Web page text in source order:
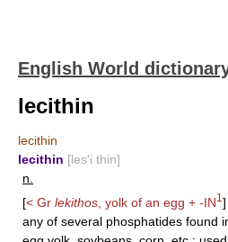
English World
lecithin
lecithin
lecithin [les′i thin]
n.
[< Gr lekithos , yolk of an egg + -IN1 ]
any of several phosphatides found